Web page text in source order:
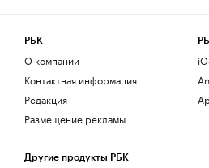
РБК
О компании
Контактная информация
Редакция
Размещение рекламы
Другие продукты РБК